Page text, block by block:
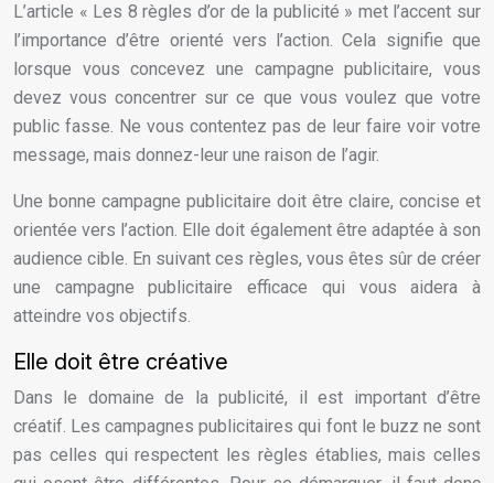
L’article « Les 8 règles d’or de la publicité » met l’accent sur
l’importance d’être orienté vers l’action. Cela signifie que
lorsque vous concevez une campagne publicitaire, vous
devez vous concentrer sur ce que vous voulez que votre
public fasse. Ne vous contentez pas de leur faire voir votre
message, mais donnez-leur une raison de l’agir.
Une bonne campagne publicitaire doit être claire, concise et
orientée vers l’action. Elle doit également être adaptée à son
audience cible. En suivant ces règles, vous êtes sûr de créer
une campagne publicitaire efficace qui vous aidera à
atteindre vos objectifs.
Elle doit être créative
Dans le domaine de la publicité, il est important d’être
créatif. Les campagnes publicitaires qui font le buzz ne sont
pas celles qui respectent les règles établies, mais celles